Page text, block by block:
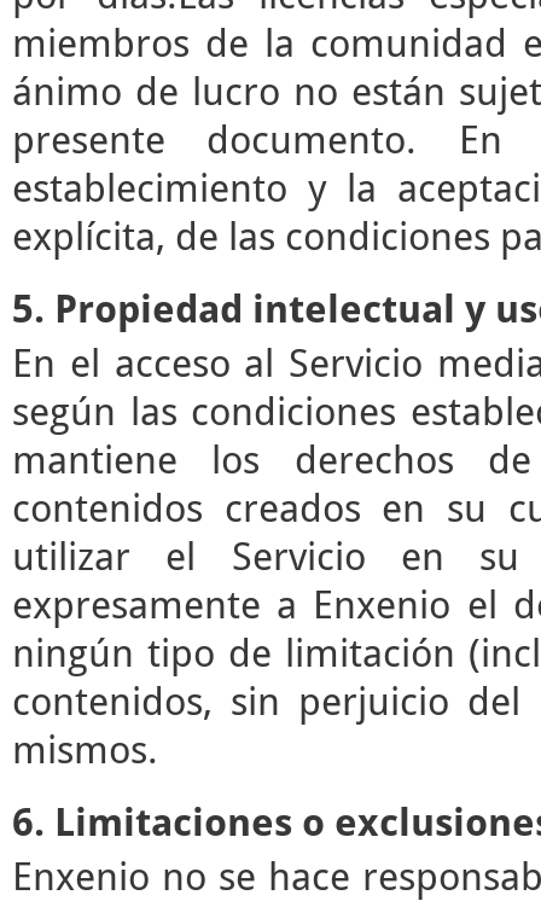
miembros de la comunidad
ánimo de lucro no están
presente documento.
establecimiento y la
explícita, de las condiciones
5. Propiedad intelectual y
En el acceso al Servicio
según las condiciones
mantiene los derechos
contenidos creados en su
utilizar el Servicio en su
expresamente a Enxenio el
ningún tipo de limitación
contenidos, sin perjuicio
mismos.
6. Limitaciones o
Enxenio no se hace